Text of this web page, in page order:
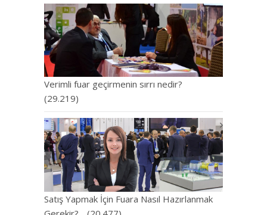
Verimli fuar geçirmenin sırrı nedir?
(29.219)
Satış Yapmak İçin Fuara Nasıl Hazırlanmak